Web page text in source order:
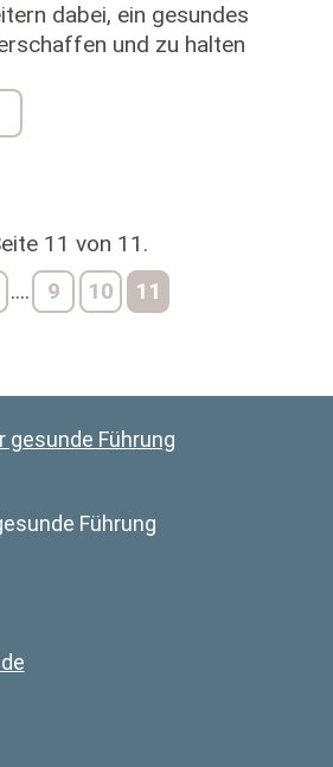
dabei, ein gesundes
und zu halten
11 von 11.
.... 9 10 11
Führung